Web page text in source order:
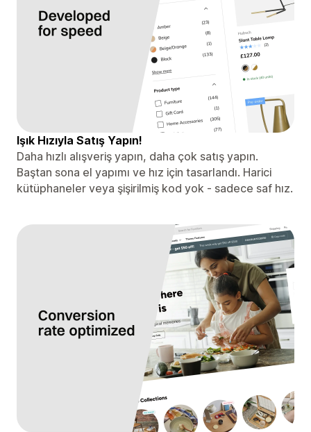
Işık Hızıyla Satış Yapın!
Daha hızlı alışveriş yapın, daha çok satış yapın.
Baştan sona el yapımı ve hız için tasarlandı. Harici
kütüphaneler veya şişirilmiş kod yok - sadece saf hız.